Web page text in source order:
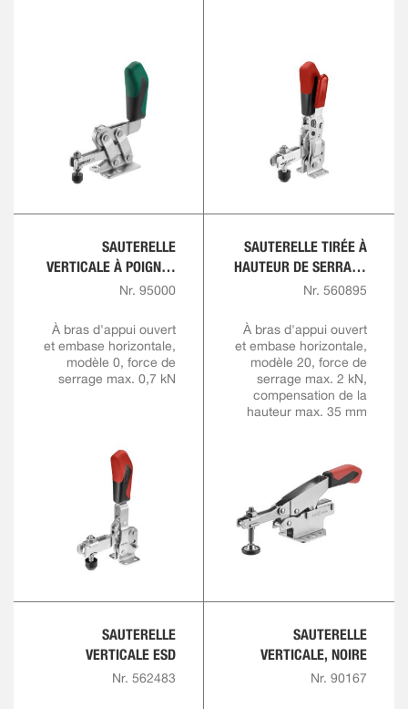
SAUTERELLE
VERTICALE À POIGNÉE
ROUGE
Nr. 95000
À bras d'appui ouvert
et embase horizontale,
modèle 0, force de
serrage max. 0,7 kN
SAUTERELLE TIRÉE À
HAUTEUR DE SERRAGE
VARIABLE
Nr. 560895
À bras d'appui ouvert
et embase horizontale,
modèle 20, force de
serrage max. 2 kN,
compensation de la
hauteur max. 35 mm
SAUTERELLE
VERTICALE ESD
Nr. 562483
SAUTERELLE
VERTICALE, NOIRE
Nr. 90167